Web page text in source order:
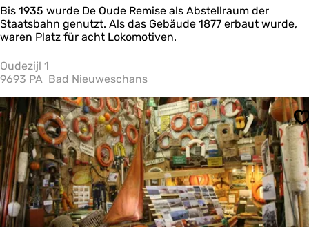
r
n
e
h
m
e
n
?
L
o
k
m
o
i
v
h
u
p
p
e
n
Bis 1935 wurde De Oude Remise als Abstellraum der
Staatsbahn genutzt. Als das Gebäude 1877 erbaut wurde,
waren Platz für acht Lokomotiven.
Oudezijl 1
9693 PA Bad Nieuweschans